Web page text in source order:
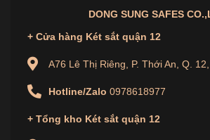
DONG SUNG SAFES
+ Cửa hàng Két sắt quận 12
A76 Lê Thị Riêng, P. Thới An, Q.
Hotline/Zalo 0978618977
+ Tổng kho Két sắt quận 12